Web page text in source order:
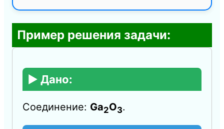
Пример решения задачи:
▶️ Дано:
Соединение: Ga2O3.